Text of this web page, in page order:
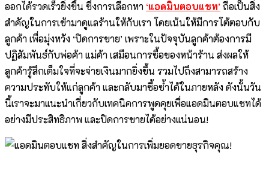
ออกได้รวดเร็วยิ่งขึ้น ซึ่งการเลือกหา ‘แอดมินตอบแชท’ถือเป็นสิ่ง
สำคัญในการเข้ามาดูแลร้านให้กับเรา โดยเน้นให้มีการโต้ตอบกับ
ลูกค้า เพื่อมุ่งหวัง ‘ปิดการขาย’ เพราะในปัจจุบันลูกค้าต้องการมี
ปฏิสัมพันธ์กับพ่อค้า แม่ค้า เสมือนการซื้อของหน้าร้าน ส่งผลให้
ลูกค้ารู้สึกเต็มใจที่จะจ่ายเงินมากยิ่งขึ้น รวมไปถึงสามารถสร้าง
ความประทับให้แก่ลูกค้า และกลับมาซื้อซ้ำได้ในภายหลัง ดังนั้นวัน
นี้เราจะมาแนะนำเกี่ยวกับเทคนิคการพูดคุยเพื่อแอดมินตอบแชทได้
อย่างมีประสิทธิภาพ และปิดการขายได้อย่างแน่นอน!